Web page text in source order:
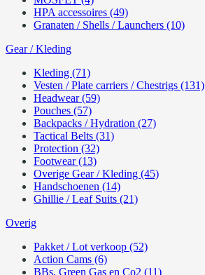
HPA accessoires (49)
Granaten / Shells / Launchers (10)
Gear / Kleding
Kleding (71)
Vesten / Plate carriers / Chestrigs (131)
Headwear (59)
Pouches (57)
Backpacks / Hydration (27)
Tactical Belts (31)
Protection (32)
Footwear (13)
Overige Gear / Kleding (45)
Handschoenen (14)
Ghillie / Leaf Suits (21)
Overig
Pakket / Lot verkoop (52)
Action Cams (6)
BBs, Green Gas en Co2 (11)